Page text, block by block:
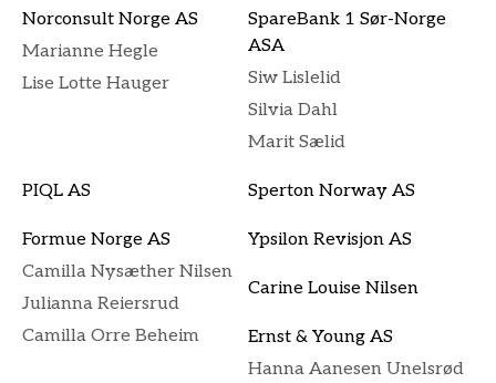
Norconsult Norge AS
Marianne Hegle
Lise Lotte Hauger
SpareBank 1 Sør-Norge
ASA
Siw Lislelid
Silvia Dahl
Marit Sælid
PIQL AS Sperton Norway AS
Formue Norge AS
Camilla Nysæther Nilsen
Julianna Reiersrud
Camilla Orre Beheim
Ypsilon Revisjon AS
Carine Louise Nilsen
Ernst & Young AS
Hanna Aanesen Unelsrød